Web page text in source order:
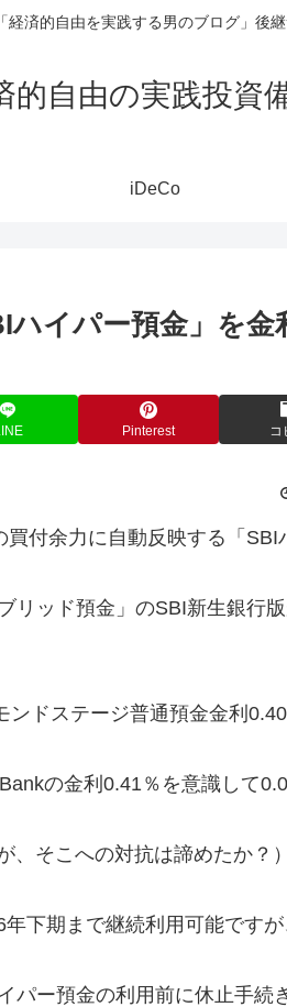
経済的自由を実践する男のブログ」後
的自由の実践投資
iDeCo
イパー預金」を金
Pinterest コ
付余力に自動反映する「SBI
リッド預金」のSBI新生銀行
ドステージ普通預金金利
の金利0.41％を意識して
、そこへの対抗は諦めたか？）
下期まで継続利用可能ですが
パー預金の利用前に休止手続